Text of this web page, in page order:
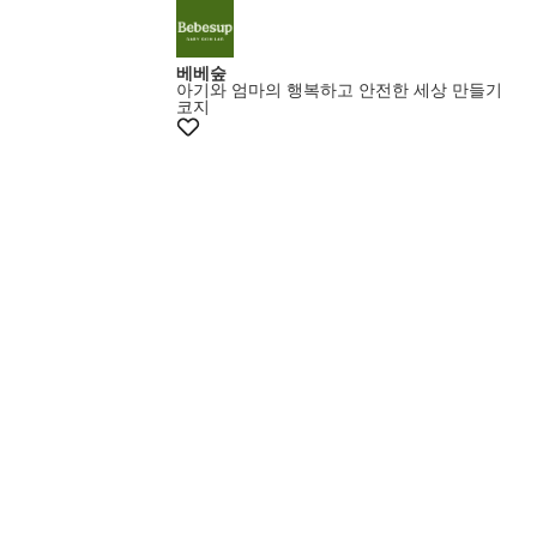
베베숲
아기와 엄마의 행복하고 안전한 세상 만들기
코지